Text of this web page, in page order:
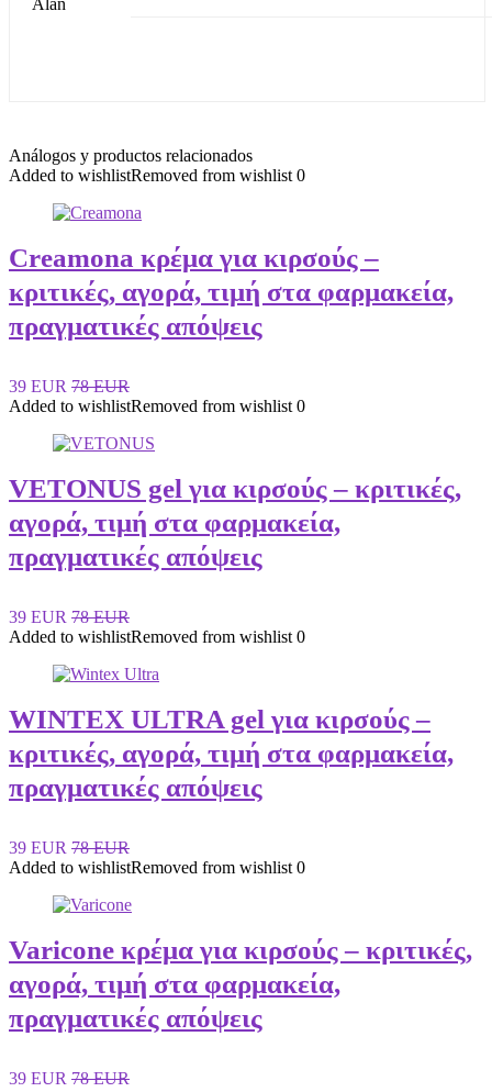
Análogos y productos relacionados
Added to wishlistRemoved from wishlist 0
Creamona κρέμα για κιρσούς –
κριτικές, αγορά, τιμή στα φαρμακεία,
πραγματικές απόψεις
39 EUR 78 EUR
Added to wishlistRemoved from wishlist 0
VETONUS gel για κιρσούς – κριτικές,
αγορά, τιμή στα φαρμακεία,
πραγματικές απόψεις
39 EUR 78 EUR
Added to wishlistRemoved from wishlist 0
WINTEX ULTRA gel για κιρσούς –
κριτικές, αγορά, τιμή στα φαρμακεία,
πραγματικές απόψεις
39 EUR 78 EUR
Added to wishlistRemoved from wishlist 0
Varicone κρέμα για κιρσούς – κριτικές,
αγορά, τιμή στα φαρμακεία,
πραγματικές απόψεις
39 EUR 78 EUR